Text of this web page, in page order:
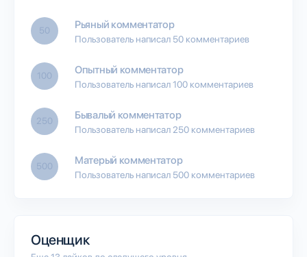
50 Рьяный комментатор
Пользователь написал 50 комментариев
100 Опытный комментатор
Пользователь написал 100 комментариев
250 Бывалый комментатор
Пользователь написал 250 комментариев
500 Матерый комментатор
Пользователь написал 500 комментариев
Оценщик